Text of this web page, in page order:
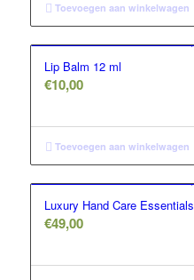
Toevoegen aan winkelwagen
Lip Balm 12 ml
€10,00
Toevoegen aan winkelwagen
Luxury Hand Care Essentials
€49,00